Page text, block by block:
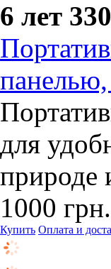
6 лет
для
природе
1000 грн.
Купить Оплата и